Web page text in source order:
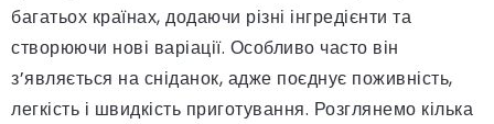
багатьох країнах, додаючи різні інгредієнти та
створюючи нові варіації. Особливо часто він
з’являється на сніданок, адже поєднує поживність,
легкість і швидкість приготування. Розглянемо кілька